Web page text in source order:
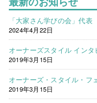
「大家さん学びの会」代
2024年4月22日
オーナーズスタイル イン
2019年3月15日
オーナーズ・スタイル・フ
2019年3月15日